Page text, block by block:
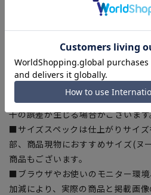
ある場合がございますので、予め
■ゆとり感には個人差があります
入の目安としてご利用ください。
■生地や仕様・デザインにより、
干の誤差が生じる場合がございま
■サイズスペックは仕上がりサイ
部、商品現物におすすめサイズ(ヌ
商品もございます。
■ブラウザやお使いのモニター環
加減により、実際の商品と掲載画